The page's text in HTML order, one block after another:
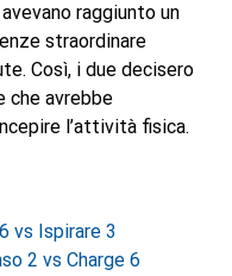
raggiunto un
straordinare
Così, i due decisero
che avrebbe
l’attività fisica.
vs Ispirare 3
2 vs Charge 6